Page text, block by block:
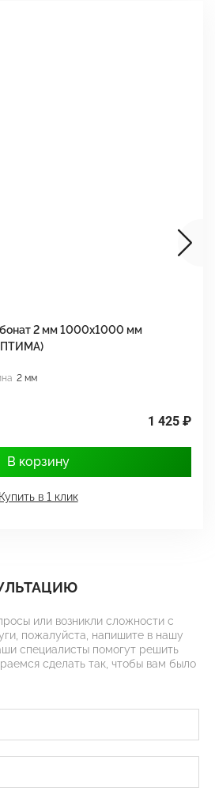
2 мм 1000x1000 мм
2 мм
1 425 ₽
В корзину
Купить в 1 клик
или возникли сложности с
пожалуйста, напишите в нашу
специалисты помогут решить
сделать так, чтобы вам было